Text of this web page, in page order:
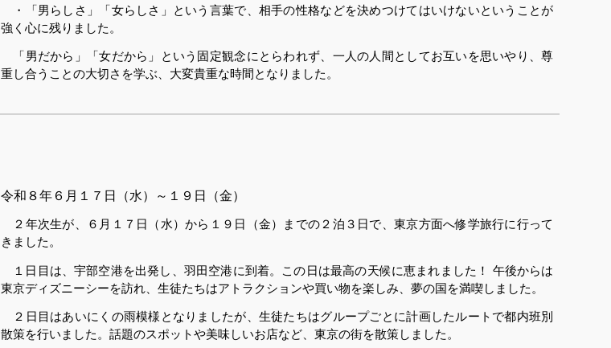
・「男らしさ」「女らしさ」という言葉で、相手の性格などを決めつけてはいけないということが
強く心に残りました。
「男だから」「女だから」という固定観念にとらわれず、一人の人間としてお互いを思いやり、尊
重し合うことの大切さを学ぶ、大変貴重な時間となりました。
令和８年６月１７日（水）～１９日（金）
２年次生が、６月１７日（水）から１９日（金）までの２泊３日で、東京方面へ修学旅行に行って
きました。
１日目は、宇部空港を出発し、羽田空港に到着。この日は最高の天候に恵まれました！ 午後からは
東京ディズニーシーを訪れ、生徒たちはアトラクションや買い物を楽しみ、夢の国を満喫しました。
２日目はあいにくの雨模様となりましたが、生徒たちはグループごとに計画したルートで都内班別
散策を行いました。話題のスポットや美味しいお店など、東京の街を散策しました。